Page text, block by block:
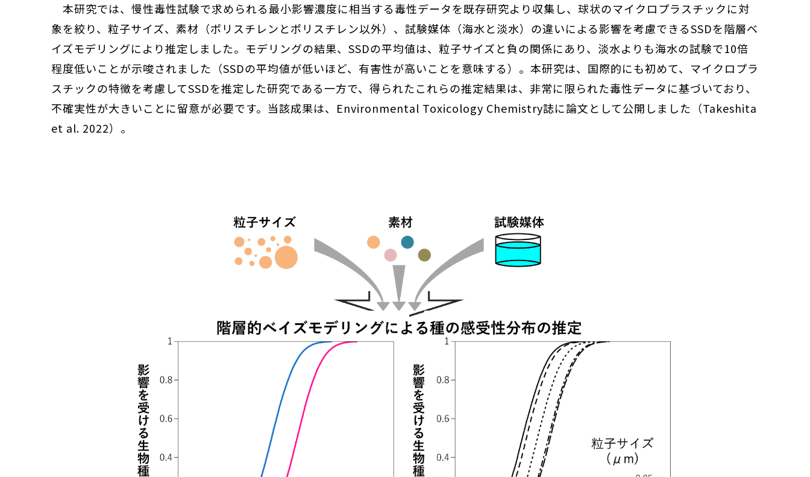
本研究では、慢性毒性試験で求められる最小影響濃度に相当する毒性データを既存研究より収集し、球状のマイクロプラスチックに対
象を絞り、粒子サイズ、素材（ポリスチレンとポリスチレン以外）、試験媒体（海水と淡水）の違いによる影響を考慮できるSSDを階層ベ
イズモデリングにより推定しました。モデリングの結果、SSDの平均値は、粒子サイズと負の関係にあり、淡水よりも海水の試験で10倍
程度低いことが示唆されました（SSDの平均値が低いほど、有害性が高いことを意味する）。本研究は、国際的にも初めて、マイクロプラ
スチックの特徴を考慮してSSDを推定した研究である一方で、得られたこれらの推定結果は、非常に限られた毒性データに基づいており、
不確実性が大きいことに留意が必要です。当該成果は、Environmental Toxicology Chemistry誌に論文として公開しました（Takeshita
et al. 2022）。